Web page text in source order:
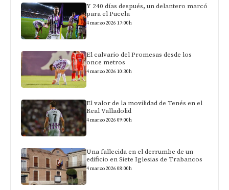
Y 240 días después, un delantero marcó
para el Pucela
4 marzo 2026 17:00h
El calvario del Promesas desde los
once metros
4 marzo 2026 10:30h
El valor de la movilidad de Tenés en el
Real Valladolid
4 marzo 2026 09:00h
Una fallecida en el derrumbe de un
edificio en Siete Iglesias de Trabancos
4 marzo 2026 08:00h